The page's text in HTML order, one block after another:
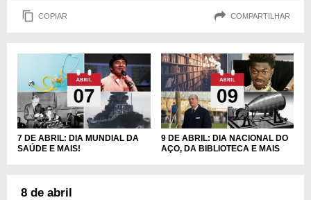
COPIAR COMPARTILHAR
7 DE ABRIL: DIA MUNDIAL DA
SAÚDE E MAIS!
9 DE ABRIL: DIA NACIONAL DO
AÇO, DA BIBLIOTECA E MAIS
8 de abril